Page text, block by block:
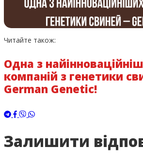
Читайте також:
Одна з
компаній з генетики
German Genetic!
Залишити